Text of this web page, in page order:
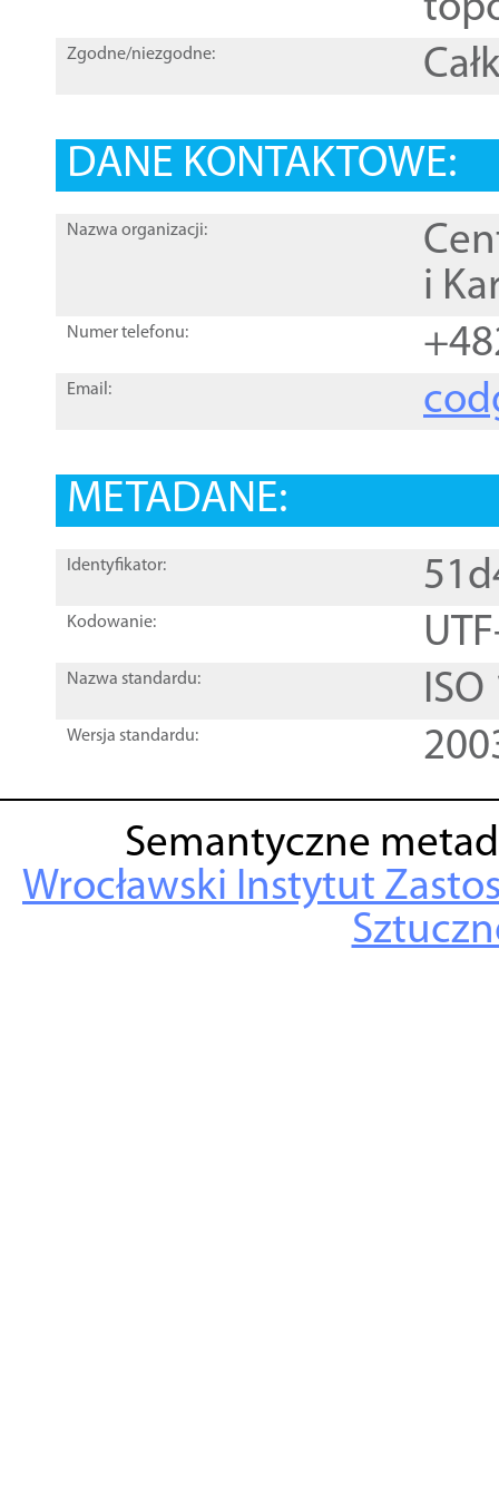
Zgodne/niezgodne:
DANE KONTAKTOWE:
Nazwa organizacji:
i
Numer telefonu:
Email:
METADANE:
Identyfikator:
Kodowanie:
Nazwa standardu:
Wersja standardu:
Semantyczne
Wrocławski Instytut